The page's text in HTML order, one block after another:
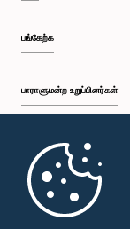
பங்கேற்க
பாராளுமன்ற உறுப்பினர்கள்
முதற்பக்கம்
பாராளுமன்ற கையடக்க செயலி